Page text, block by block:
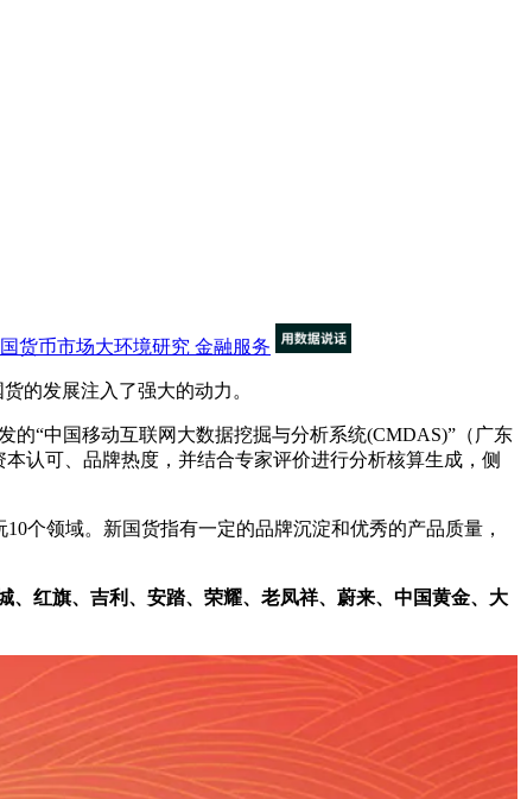
货币市场大环境研究 金融服务
的发展注入了强大的动力。
的“中国移动互联网大数据挖掘与分析系统(CMDAS)”（广东
认可、品牌热度，并结合专家评价进行分析核算生成，侧
领域。新国货指有一定的品牌沉淀和优秀的产品质量，
、红旗、吉利、安踏、荣耀、老凤祥、蔚来、中国黄金、大